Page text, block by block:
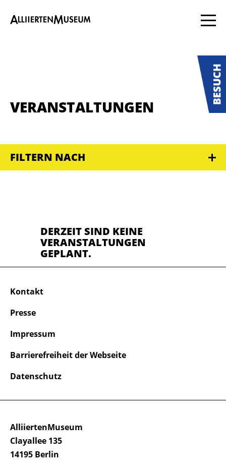
VERANSTALTUNGEN
FILTERN NACH
DERZEIT SIND KEINE
VERANSTALTUNGEN
GEPLANT.
AlliiertenMuseum
Clayallee 135
14195 Berlin
Kontakt
Presse
Impressum
Barrierefreiheit der Webseite
Datenschutz